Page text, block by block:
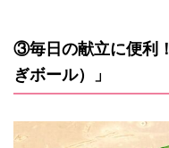
③毎日の献立に便利
ぎボール）」